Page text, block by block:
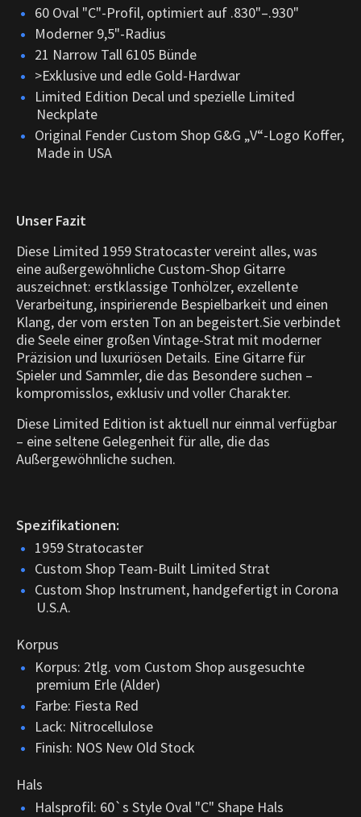
60 Oval "C"-Profil, optimiert auf .830"–.930"
Moderner 9,5"-Radius
21 Narrow Tall 6105 Bünde
>Exklusive und edle Gold-Hardwar
Limited Edition Decal und spezielle Limited
Neckplate
Original Fender Custom Shop G&G „V“-Logo Koffer,
Made in USA
Unser Fazit
Diese Limited 1959 Stratocaster vereint alles, was
eine außergewöhnliche Custom-Shop Gitarre
auszeichnet: erstklassige Tonhölzer, exzellente
Verarbeitung, inspirierende Bespielbarkeit und einen
Klang, der vom ersten Ton an begeistert.Sie verbindet
die Seele einer großen Vintage-Strat mit moderner
Präzision und luxuriösen Details. Eine Gitarre für
Spieler und Sammler, die das Besondere suchen –
kompromisslos, exklusiv und voller Charakter.
Diese Limited Edition ist aktuell nur einmal verfügbar
– eine seltene Gelegenheit für alle, die das
Außergewöhnliche suchen.
Spezifikationen:
1959 Stratocaster
Custom Shop Team-Built Limited Strat
Custom Shop Instrument, handgefertigt in Corona
U.S.A.
Korpus
Korpus: 2tlg. vom Custom Shop ausgesuchte
premium Erle (Alder)
Farbe: Fiesta Red
Lack: Nitrocellulose
Finish: NOS New Old Stock
Hals
Halsprofil: 60`s Style Oval "C" Shape Hals